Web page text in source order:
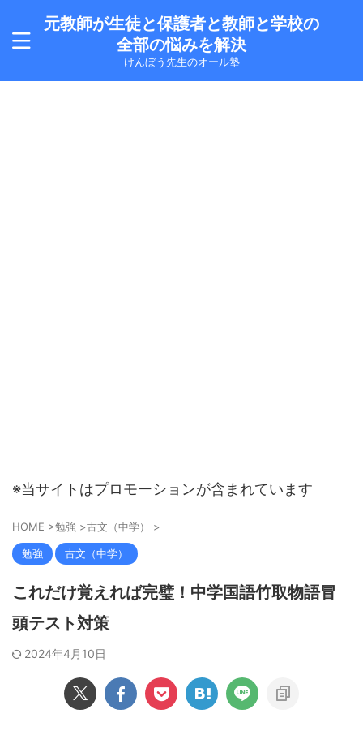
元教師が生徒と保護者と教師と学校の
全部の悩みを解決
けんぼう先生のオール塾
※当サイトはプロモーションが含まれています
HOME >勉強 >古文（中学） >
勉強 古文（中学）
これだけ覚えれば完璧！中学国語竹取物語冒
頭テスト対策
2024年4月10日